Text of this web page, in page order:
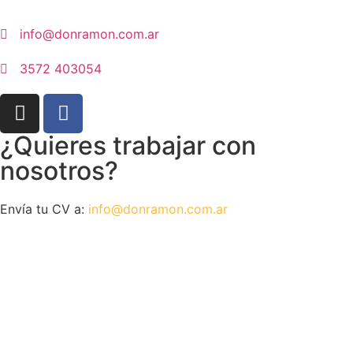
info@donramon.com.ar
3572 403054
¿Quieres trabajar con
nosotros?
Envía tu CV a: info@donramon.com.ar